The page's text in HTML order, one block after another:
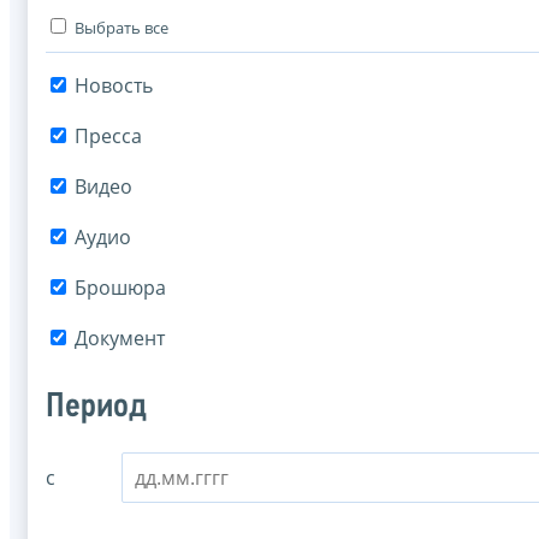
Выбрать все
Новость
Пресса
Видео
Аудио
Брошюра
Документ
Период
с